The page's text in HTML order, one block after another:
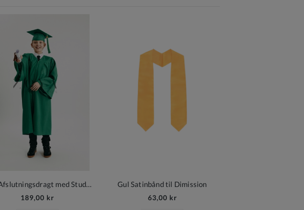
Grøn Afslutningsdragt med Studenterhue
189,00 kr
Gul Satinbånd til Dimission
63,00 kr